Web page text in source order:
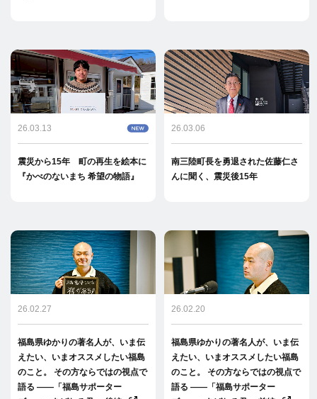
26.03.13
震災から15年 町の再生を絵本に
『かべのないまち 希望の物語』
26.03.06
南三陸町長を勇退された佐藤仁さ
んに聞く、震災後15年
26.02.27
福島県ゆかりの著名人が、いま伝
えたい、いまオススメしたい福島
のこと。 その方ならではの視点で
語る ――「福島サポーター
26.02.20
福島県ゆかりの著名人が、いま伝
えたい、いまオススメしたい福島
のこと。 その方ならではの視点で
語る ――「福島サポーター